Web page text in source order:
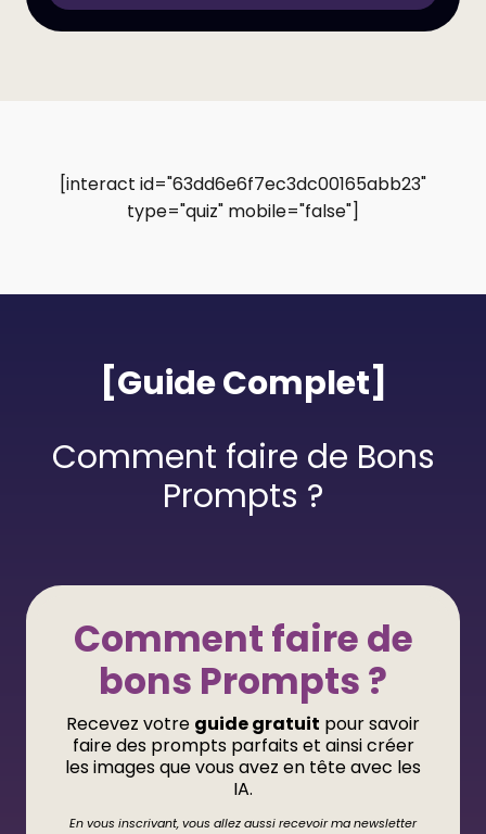
[interact id="63dd6e6f7ec3dc00165abb23"
type="quiz" mobile="false"]
[Guide Complet]
Comment faire de Bons
Prompts ?
Comment faire de
bons Prompts ?
Recevez votre guide gratuit pour savoir
faire des prompts parfaits et ainsi créer
les images que vous avez en tête avec les
IA.
En vous inscrivant, vous allez aussi recevoir ma newsletter